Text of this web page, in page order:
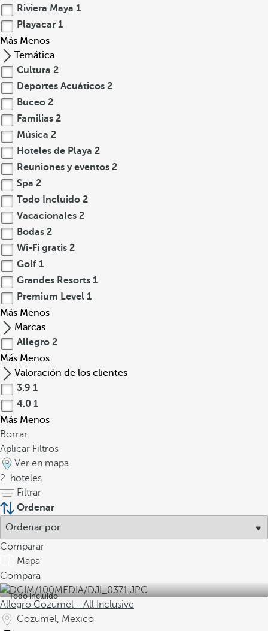
Riviera Maya 1
Playacar 1
Más Menos
Temática
Cultura 2
Deportes Acuáticos 2
Buceo 2
Familias 2
Música 2
Hoteles de Playa 2
Reuniones y eventos 2
Spa 2
Todo Incluido 2
Vacacionales 2
Bodas 2
Wi-Fi gratis 2
Golf 1
Grandes Resorts 1
Premium Level 1
Más Menos
Marcas
Allegro 2
Más Menos
Valoración de los clientes
3.9 1
4.0 1
Más Menos
Borrar
Aplicar Filtros
Ver en mapa
2
hoteles
Filtrar
Ordenar
Comparar
Mapa
Compara
Todo incluido
Allegro Cozumel - All Inclusive
Cozumel, Mexico